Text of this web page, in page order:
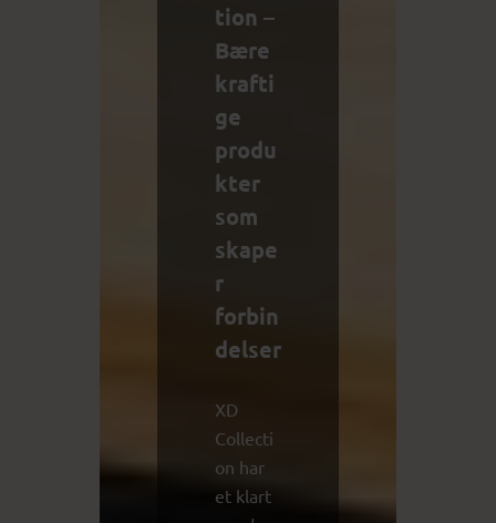
tion –
Bære
krafti
ge
produ
kter
som
skape
r
forbin
delser
XD
Collecti
on har
et klart